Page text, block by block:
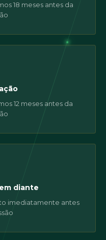
18 meses antes da
12 meses antes da
diante
imediatamente antes